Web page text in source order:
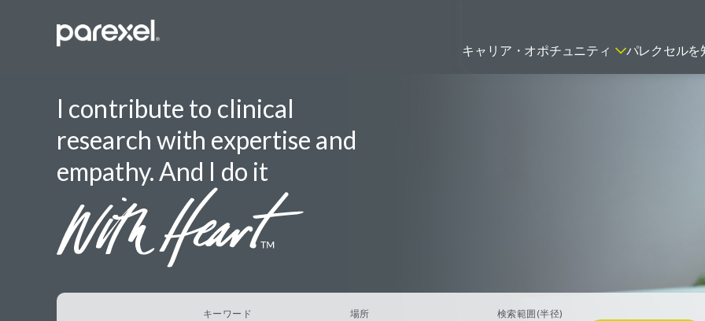
キャリア・オポチュニティ
バイオスタティティシャン
プロジェクトリーダー
パレクセルを
I contribute to clinical
research with expertise and
empathy. And I do it
キーワード 場所 検索範囲(半径)